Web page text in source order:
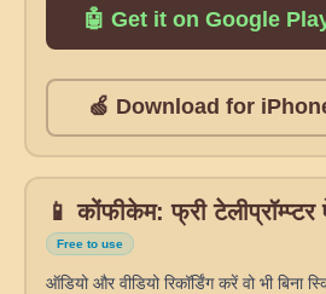
🤖 Get it on Google
🍏 Download for
📱 कोंफीकेम: फ्री टेलीप्रॉम्प्टर
Free to use
ऑडियो और वीडियो रिकॉर्डिंग करें वो भी बिना